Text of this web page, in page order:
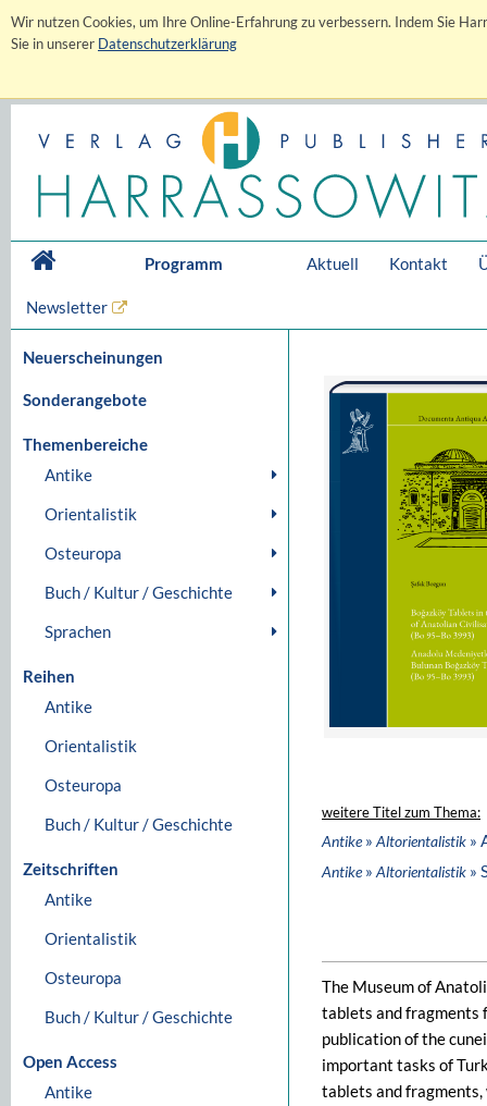
Wir nutzen Cookies, um Ihre Online-Erfahrung zu verbessern. Indem Sie
Sie in unserer Datenschutzerklärung
Programm Aktuell Kontakt
Newsletter
Neuerscheinungen
Sonderangebote
Themenbereiche
Antike
Orientalistik
Osteuropa
Buch / Kultur / Geschichte
Sprachen
Reihen
Antike
Orientalistik
Osteuropa
Buch / Kultur / Geschichte
Zeitschriften
Antike
Orientalistik
Osteuropa
Buch / Kultur / Geschichte
Open Access
Antike
weitere Titel zum Thema:
Antike» Altorientalistik »
Antike» Altorientalistik »
The Museum of
tablets and fragments
publication of the
important tasks of
tablets and